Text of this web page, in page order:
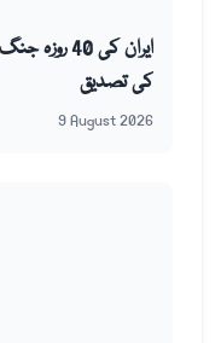
کی تصدیق
9 August 2026